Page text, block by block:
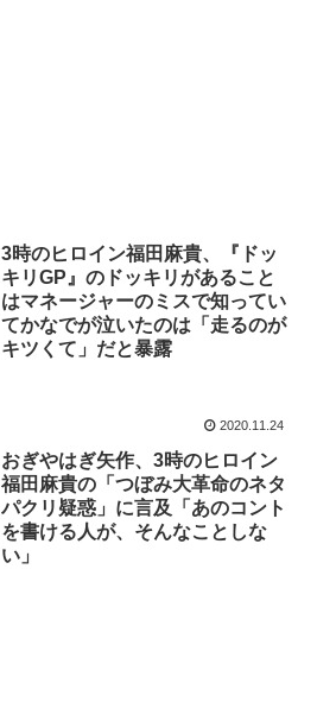
3時のヒロイン福田麻貴、『ドッ
キリGP』のドッキリがあること
はマネージャーのミスで知ってい
てかなでが泣いたのは「走るのが
キツくて」だと暴露
2020.11.24
おぎやはぎ矢作、3時のヒロイン
福田麻貴の「つぼみ大革命のネタ
パクリ疑惑」に言及「あのコント
を書ける人が、そんなことしな
い」